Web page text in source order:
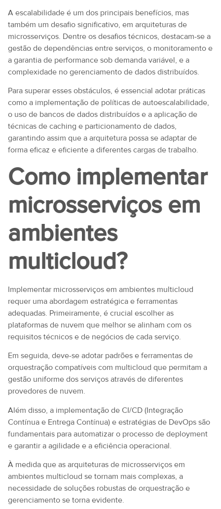
A escalabilidade é um dos principais benefícios, mas
também um desafio significativo, em arquiteturas de
microsserviços. Dentre os desafios técnicos, destacam-se a
gestão de dependências entre serviços, o monitoramento e
a garantia de performance sob demanda variável, e a
complexidade no gerenciamento de dados distribuídos.
Para superar esses obstáculos, é essencial adotar práticas
como a implementação de políticas de autoescalabilidade,
o uso de bancos de dados distribuídos e a aplicação de
técnicas de caching e particionamento de dados,
garantindo assim que a arquitetura possa se adaptar de
forma eficaz e eficiente a diferentes cargas de trabalho.
Como implementar
microsserviços em
ambientes
multicloud?
Implementar microsserviços em ambientes multicloud
requer uma abordagem estratégica e ferramentas
adequadas. Primeiramente, é crucial escolher as
plataformas de nuvem que melhor se alinham com os
requisitos técnicos e de negócios de cada serviço.
Em seguida, deve-se adotar padrões e ferramentas de
orquestração compatíveis com multicloud que permitam a
gestão uniforme dos serviços através de diferentes
provedores de nuvem.
Além disso, a implementação de CI/CD (Integração
Contínua e Entrega Contínua) e estratégias de DevOps são
fundamentais para automatizar o processo de deployment
e garantir a agilidade e a eficiência operacional.
À medida que as arquiteturas de microsserviços em
ambientes multicloud se tornam mais complexas, a
necessidade de soluções robustas de orquestração e
gerenciamento se torna evidente.